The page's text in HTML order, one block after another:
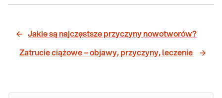
Jakie są najczęstsze przyczyny nowotworów?
Zatrucie ciążowe – objawy, przyczyny, leczenie